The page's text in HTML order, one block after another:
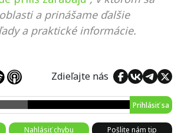
a prinášame ďalšie
a praktické informácie.
Zdieľajte nás
Prihlásiť sa
Nahlásiť chybu Pošlite nám tip